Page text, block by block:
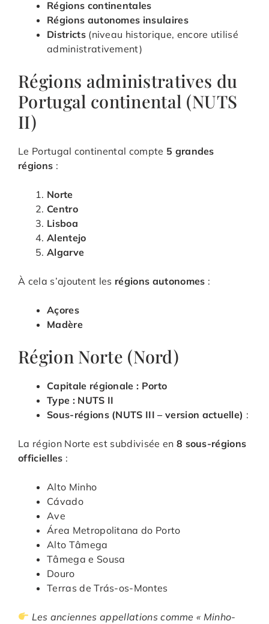
Régions continentales
Régions autonomes insulaires
Districts(niveau historique, encore utilisé
administrativement)
Régions administratives du
Portugal continental (NUTS
II)
Le Portugal continental compte 5 grandes
régions :
Norte
Centro
Lisboa
Alentejo
Algarve
À cela s’ajoutent les régions autonomes :
Açores
Madère
Région Norte (Nord)
Capitale régionale : Porto
Type : NUTS II
Sous-régions (NUTS III – version actuelle) :
La région Norte est subdivisée en 8 sous-régions
officielles :
Alto Minho
Cávado
Ave
Área Metropolitana do Porto
Alto Tâmega
Tâmega e Sousa
Douro
Terras de Trás-os-Montes
Les anciennes appellations comme « Minho-